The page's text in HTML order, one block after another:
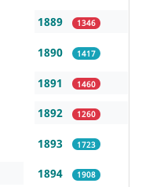
1889 1346
1890 1417
1891 1460
1892 1260
1893 1723
1894 1908